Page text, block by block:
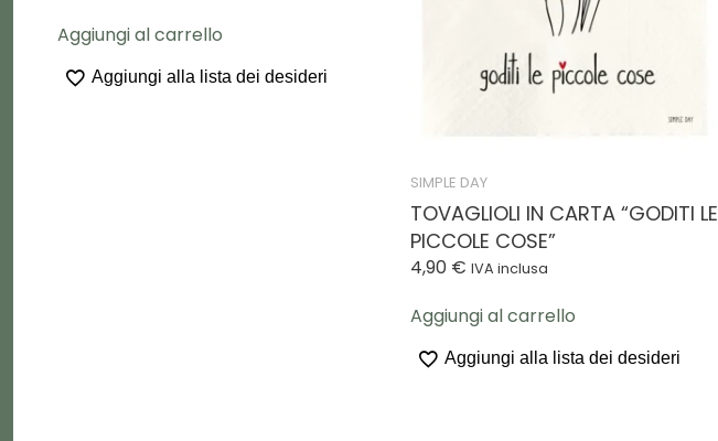
Aggiungi al carrello
Aggiungi alla lista dei desideri
SIMPLE DAY
TOVAGLIOLI IN CARTA “GODITI LE
PICCOLE COSE”
4,90 € IVA inclusa
Aggiungi al carrello
Aggiungi alla lista dei desideri